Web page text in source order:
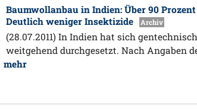
Baumwollanbau in Indien: Über 90
Deutlich weniger Insektizide
Archiv
(28.07.2011) In Indien hat sich
weitgehend durchgesetzt. Nach Angaben
mehr